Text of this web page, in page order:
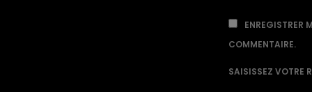
ENREGISTRER
COMMENTAIRE.
SAISISSEZ VOTRE